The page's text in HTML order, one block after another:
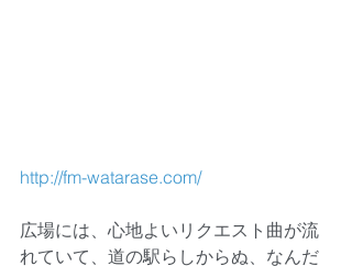
http://fm-watarase.com/
広場には、心地よいリクエスト曲が流
れていて、道の駅らしからぬ、なんだ